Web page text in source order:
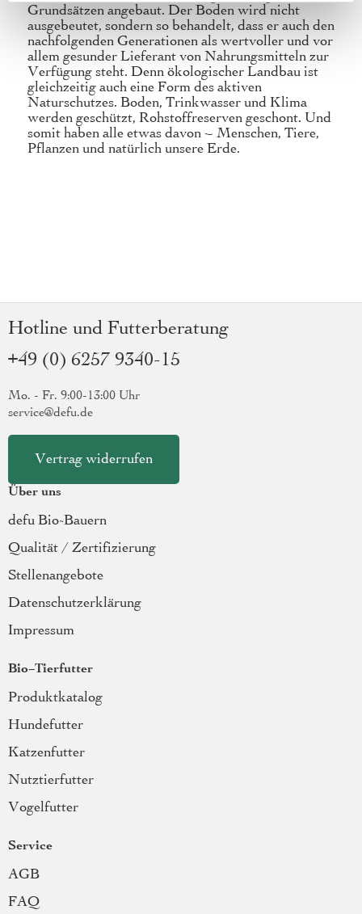
Grundsätzen angebaut. Der Boden wird nicht
ausgebeutet, sondern so behandelt, dass er auch den
nachfolgenden Generationen als wertvoller und vor
allem gesunder Lieferant von Nahrungsmitteln zur
Verfügung steht. Denn ökologischer Landbau ist
gleichzeitig auch eine Form des aktiven
Naturschutzes. Boden, Trinkwasser und Klima
werden geschützt, Rohstoffreserven geschont. Und
somit haben alle etwas davon – Menschen, Tiere,
Pflanzen und natürlich unsere Erde.
Hotline und Futterberatung
+49 (0) 6257 9340-15
Mo. - Fr. 9:00-13:00 Uhr
service@defu.de
Vertrag widerrufen
Über uns
defu Bio-Bauern
Qualität / Zertifizierung
Stellenangebote
Datenschutzerklärung
Impressum
Bio-Tierfutter
Produktkatalog
Hundefutter
Katzenfutter
Nutztierfutter
Vogelfutter
Service
AGB
FAQ